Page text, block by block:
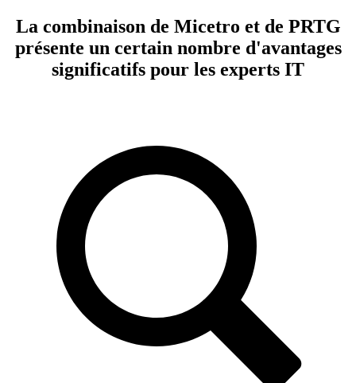
La combinaison de Micetro et de PRTG
présente un certain nombre d'avantages
significatifs pour les experts IT